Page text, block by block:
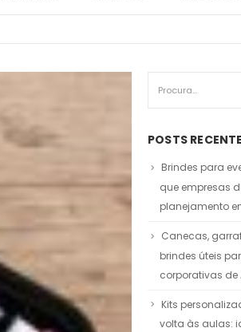
POSTS
Brindes para
que empresas
planejamento
Canecas,
brindes úteis
corporativas de
Kits
volta às aulas: